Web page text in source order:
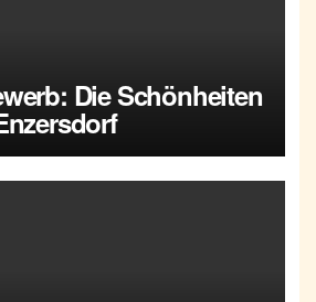
Die Schönheiten